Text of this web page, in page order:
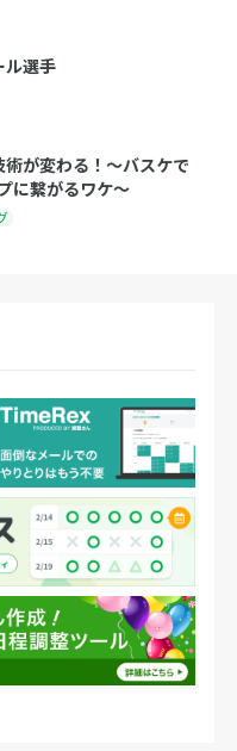
ル選手
が変わる！〜バスケで
に繋がるワケ〜